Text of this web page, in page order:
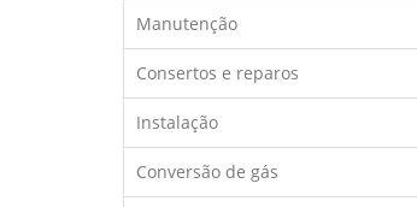
Manutenção
Consertos e reparos
Instalação
Conversão de gás